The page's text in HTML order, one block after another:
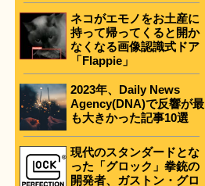
ネコがエモノをお土産に
持って帰ってくると開か
なくなる画像認識式ドア
「Flappie」
2023年、Daily News
Agency(DNA)で反響が最
も大きかった記事10選
現代のスタンダードとな
った「グロック」拳銃の
開発者、ガストン・グロ